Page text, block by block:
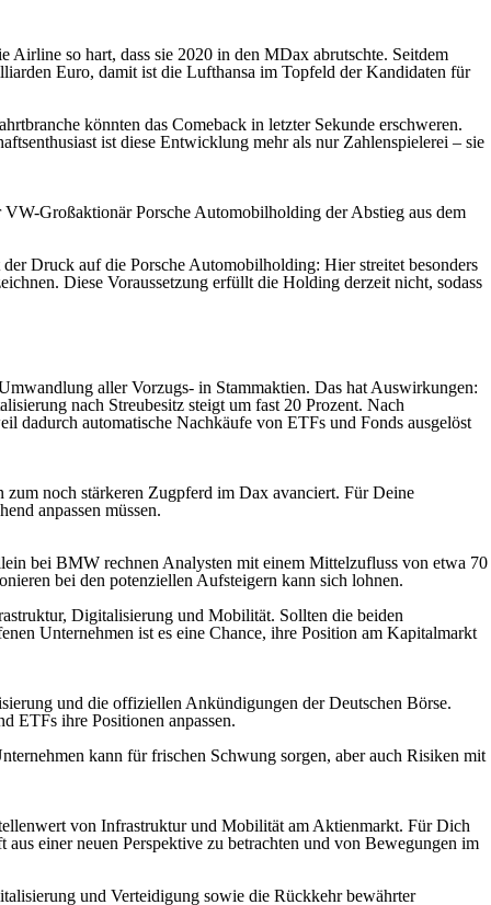
so hart, dass sie 2020 in den MDax abrutschte. Seitdem
Euro, damit ist die Lufthansa im Topfeld der Kandidaten für
könnten das Comeback in letzter Sekunde erschweren.
ist diese Entwicklung mehr als nur Zahlenspielerei – sie
Großaktionär Porsche Automobilholding der Abstieg aus dem
Druck auf die Porsche Automobilholding: Hier streitet besonders
Diese Voraussetzung erfüllt die Holding derzeit nicht, sodass
aller Vorzugs- in Stammaktien. Das hat Auswirkungen:
nach Streubesitz steigt um fast 20 Prozent. Nach
dadurch automatische Nachkäufe von ETFs und Fonds ausgelöst
noch stärkeren Zugpferd im Dax avanciert. Für Deine
anpassen müssen.
bei BMW rechnen Analysten mit einem Mittelzufluss von etwa 70
bei den potenziellen Aufsteigern kann sich lohnen.
Digitalisierung und Mobilität. Sollten die beiden
Unternehmen ist es eine Chance, ihre Position am Kapitalmarkt
und die offiziellen Ankündigungen der Deutschen Börse.
ETFs ihre Positionen anpassen.
kann für frischen Schwung sorgen, aber auch Risiken mit
von Infrastruktur und Mobilität am Aktienmarkt. Für Dich
einer neuen Perspektive zu betrachten und von Bewegungen im
und Verteidigung sowie die Rückkehr bewährter